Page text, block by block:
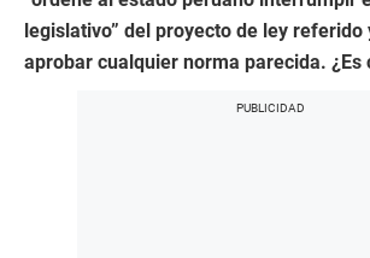
legislativo” del proyecto de ley referido
aprobar cualquier norma parecida. ¿Es